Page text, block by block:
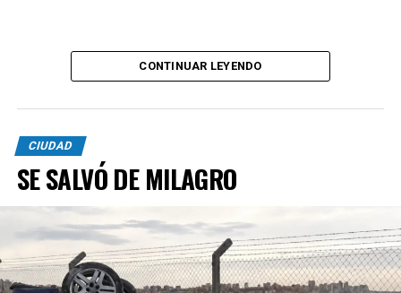
CONTINUAR LEYENDO
CIUDAD
SE SALVÓ DE MILAGRO